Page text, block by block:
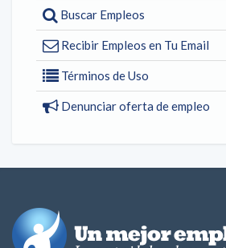
Buscar Empleos
Recibir Empleos en Tu Email
Términos de Uso
Denunciar oferta de empleo